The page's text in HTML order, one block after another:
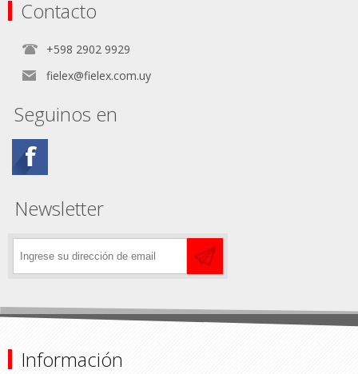
Contacto
+598 2902 9929
fielex@fielex.com.uy
Seguinos en
Newsletter
Información